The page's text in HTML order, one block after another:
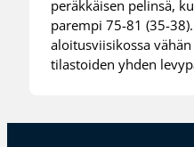
peräkkäisen pelinsä,
parempi 75-81 (35-
aloitusviisikossa
tilastoiden yhden